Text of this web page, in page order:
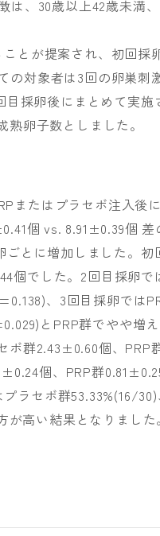
、30歳以上42歳未満
とが提案され、初回採
の対象者は3回の卵巣刺
採卵後にまとめて実施
卵子数としました。
またはプラセボ注入後
個 vs. 8.91±0.39個 差
とに増加しました。初
個でした。2回目採卵で
、3回目採卵では
とPRP群でやや増
ボ群2.43±0.60個、PRP
個、PRP群
ラセボ群53.33%(16/30)
高い結果となりまし